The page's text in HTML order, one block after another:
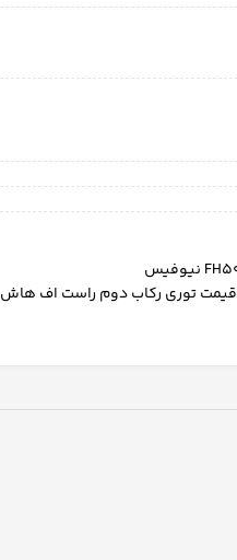
قیمت توری رکاب دوم راست اف هاش 500 نیو فیس